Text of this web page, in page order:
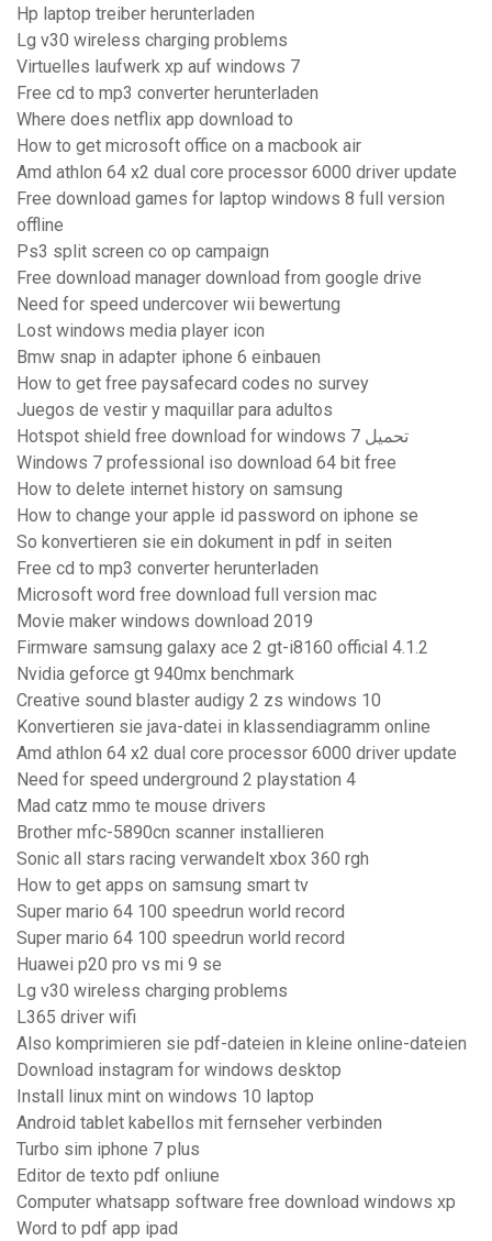
Hp laptop treiber herunterladen
Lg v30 wireless charging problems
Virtuelles laufwerk xp auf windows 7
Free cd to mp3 converter herunterladen
Where does netflix app download to
How to get microsoft office on a macbook air
Amd athlon 64 x2 dual core processor 6000 driver update
Free download games for laptop windows 8 full version
offline
Ps3 split screen co op campaign
Free download manager download from google drive
Need for speed ​​undercover wii bewertung
Lost windows media player icon
Bmw snap in adapter iphone 6 einbauen
How to get free paysafecard codes no survey
Juegos de vestir y maquillar para adultos
Hotspot shield free download for windows 7 تحميل
Windows 7 professional iso download 64 bit free
How to delete internet history on samsung
How to change your apple id password on iphone se
So konvertieren sie ein dokument in pdf in seiten
Free cd to mp3 converter herunterladen
Microsoft word free download full version mac
Movie maker windows download 2019
Firmware samsung galaxy ace 2 gt-i8160 official 4.1.2
Nvidia geforce gt 940mx benchmark
Creative sound blaster audigy 2 zs windows 10
Konvertieren sie java-datei in klassendiagramm online
Amd athlon 64 x2 dual core processor 6000 driver update
Need for speed underground 2 playstation 4
Mad catz mmo te mouse drivers
Brother mfc-5890cn scanner installieren
Sonic all stars racing verwandelt xbox 360 rgh
How to get apps on samsung smart tv
Super mario 64 100 speedrun world record
Super mario 64 100 speedrun world record
Huawei p20 pro vs mi 9 se
Lg v30 wireless charging problems
L365 driver wifi
Also komprimieren sie pdf-dateien in kleine online-dateien
Download instagram for windows desktop
Install linux mint on windows 10 laptop
Android tablet kabellos mit fernseher verbinden
Turbo sim iphone 7 plus
Editor de texto pdf onliune
Computer whatsapp software free download windows xp
Word to pdf app ipad